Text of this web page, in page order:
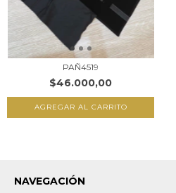
PAÑ4519
$46.000,00
NAVEGACIÓN